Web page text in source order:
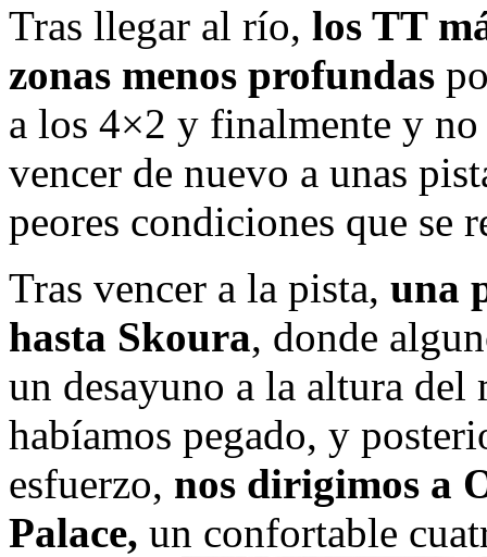
Tras llegar al río, los TT
zonas menos profundas
a los 4×2 y finalmente y
vencer de nuevo a unas
peores condiciones que se
Tras vencer a la pista, una
hasta Skoura, donde
un desayuno a la altura del
habíamos pegado, y
esfuerzo, nos dirigimos a
Palace, un confortable